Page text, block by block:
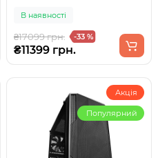
В наявності
₴17099 грн. -33 %
₴11399 грн.
Акція
Популярний